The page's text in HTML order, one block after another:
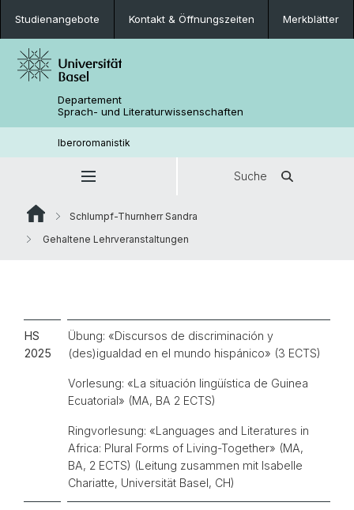
Studienangebote Kontakt & Öffnungszeiten Merkblätter
Departement
Sprach- und Literaturwissenschaften
Iberoromanistik
Suche
Schlumpf-Thurnherr Sandra
Gehaltene Lehrveranstaltungen
HS
2025
Übung: «Discursos de discriminación y
(des)igualdad en el mundo hispánico» (3 ECTS)
Vorlesung: «La situación lingüística de Guinea
Ecuatorial» (MA, BA 2 ECTS)
Ringvorlesung: «Languages and Literatures in
Africa: Plural Forms of Living-Together» (MA,
BA, 2 ECTS) (Leitung zusammen mit Isabelle
Chariatte, Universität Basel, CH)